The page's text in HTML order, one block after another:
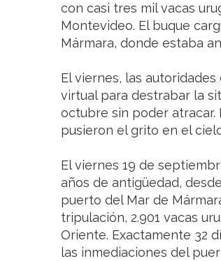
con casi tres mil vacas
Montevideo. El buque
Mármara, donde estaba
El viernes, las
virtual para destrabar la
octubre sin poder atracar.
pusieron el grito en el
El viernes 19 de
años de antigüedad,
puerto del Mar de
tripulación, 2.901 vacas
Oriente. Exactamente 32
las inmediaciones del